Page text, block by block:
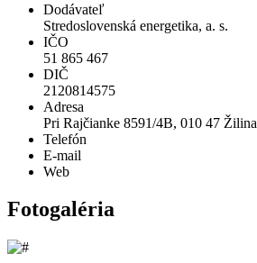
Dodávateľ
Stredoslovenská energetika, a. s.
IČO
51 865 467
DIČ
2120814575
Adresa
Pri Rajčianke 8591/4B, 010 47 Žilina
Telefón
E-mail
Web
Fotogaléria